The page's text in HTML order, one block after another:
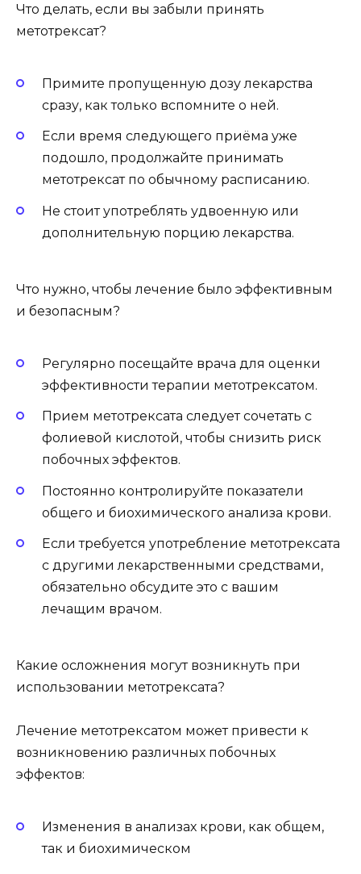
Что делать, если вы забыли принять
метотрексат?
Примите пропущенную дозу лекарства
сразу, как только вспомните о ней.
Если время следующего приёма уже
подошло, продолжайте принимать
метотрексат по обычному расписанию.
Не стоит употреблять удвоенную или
дополнительную порцию лекарства.
Что нужно, чтобы лечение было эффективным
и безопасным?
Регулярно посещайте врача для оценки
эффективности терапии метотрексатом.
Прием метотрексата следует сочетать с
фолиевой кислотой, чтобы снизить риск
побочных эффектов.
Постоянно контролируйте показатели
общего и биохимического анализа крови.
Если требуется употребление метотрексата
с другими лекарственными средствами,
обязательно обсудите это с вашим
лечащим врачом.
Какие осложнения могут возникнуть при
использовании метотрексата?
Лечение метотрексатом может привести к
возникновению различных побочных
эффектов:
Изменения в анализах крови, как общем,
так и биохимическом